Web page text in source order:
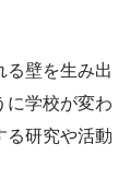
る壁を生み出
に学校が変わ
る研究や活動